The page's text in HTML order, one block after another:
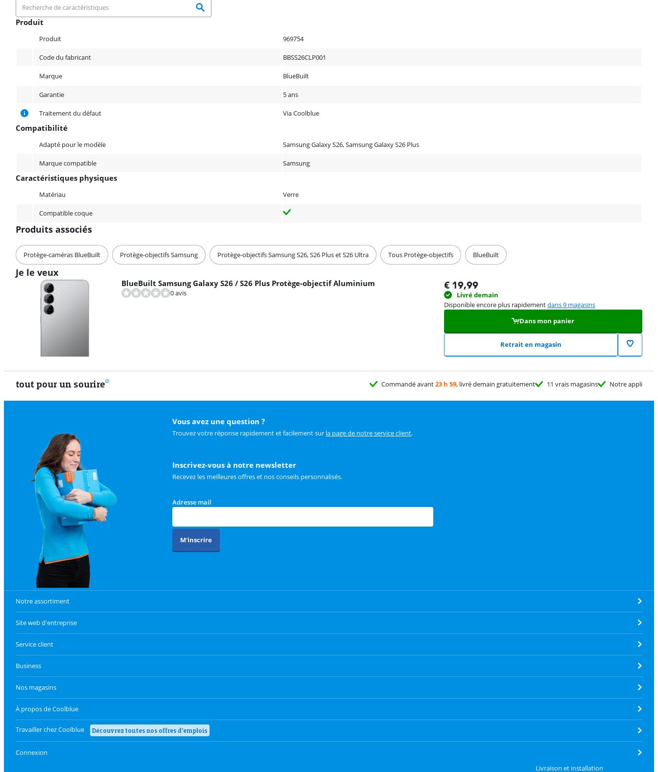
Produit
Produit 969754
Code du fabricant BBSS26CLP001
Marque BlueBuilt
Garantie 5 ans
Traitement du défaut Via Coolblue
Compatibilité
Adapté pour le modèle Samsung Galaxy S26, Samsung Galaxy S26 Plus
Marque compatible Samsung
Caractéristiques physiques
Matériau Verre
Compatible coque
Produits associés
Protège-caméras BlueBuilt Protège-objectifs Samsung Protège-objectifs Samsung S26, S26 Plus et S26 Ultra Tous Protège-objectifs BlueBuilt
Je le veux
BlueBuilt Samsung Galaxy S26 / S26 Plus Protège-objectif Aluminium
0 avis
€ 19,99
Livré demain
Disponible encore plus rapidementdans 9 magasins
Dans mon panier
Retrait en magasin
tout pour un sourire Commandé avant23 h 59, livré demain gratuitement 11 vrais magasins Notre appli
Vous avez une question ?
Trouvez votre réponse rapidement et facilement sur la page de notre service client.
Inscrivez-vous à notre newsletter
Recevez les meilleures offres et nos conseils personnalisés.
Adresse mail
M'inscrire
Notre assortiment
Site web d'entreprise
Service client
Business
Nos magasins
À propos de Coolblue
Travailler chez Coolblue Découvrez toutes nos offres d'emplois
Connexion
Livraison et installation